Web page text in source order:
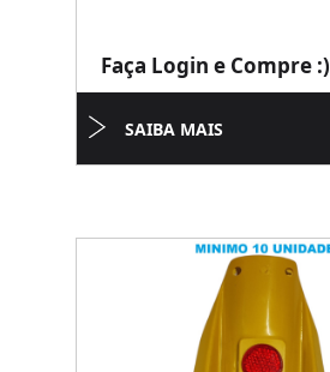
Faça Login e Compre :)
SAIBA MAIS